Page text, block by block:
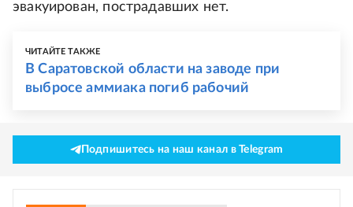
эвакуирован, пострадавших нет.
ЧИТАЙТЕ ТАКЖЕ
В Саратовской области на заводе при
выбросе аммиака погиб рабочий
Подпишитесь на наш канал в Telegram